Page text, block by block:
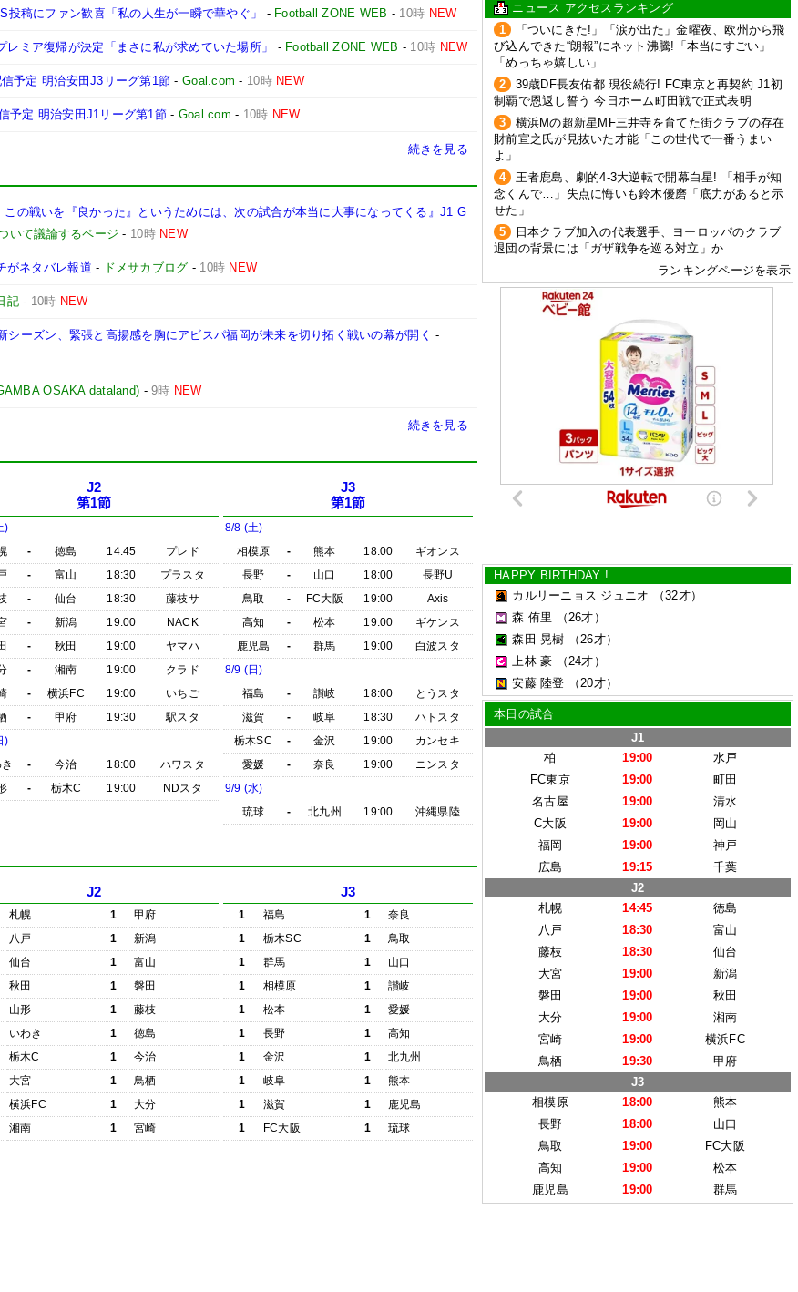
稿にファン歓喜「私の人生が一瞬で華やぐ」 - Football ZONE WEB - 10時 NEW
ミア復帰が決定「まさに私が求めていた場所」 - Football ZONE WEB - 10時 NEW
予定 明治安田J3リーグ第1節 -Goal.com - 10時 NEW
予定 明治安田J1リーグ第1節 - Goal.com - 10時 NEW
続きを見る
の戦いを『良かった』というためには、次の試合が本当に大事になってくる』J1 G
いて議論するページ - 10時 NEW
がネタバレ報道 - ドメサカブログ - 10時 NEW
記- 10時 NEW
シーズン、緊張と高揚感を胸にアビスパ福岡が未来を切り拓く戦いの幕が開く -
OSAKA dataland) -9時 NEW
続きを見る
J2
第1節
)
- 徳島 14:45
プレド
- 富山 18:30
プラスタ
- 仙台 18:30
藤枝サ
- 新潟 19:00
NACK
- 秋田 19:00
ヤマハ
- 湘南 19:00
クラド
- 横浜FC 19:00
いちご
- 甲府 19:30
駅スタ
)
- 今治 18:00
ハワスタ
- 栃木C 19:00 NDスタ
J3
第1節
8/8 (土)
相模原
- 熊本 18:00
ギオンス
長野
- 山口 18:00
長野U
鳥取
- FC大阪 19:00
Axis
高知
- 松本 19:00
ギケンス
鹿児島
- 群馬 19:00
白波スタ
8/9 (日)
福島
- 讃岐 18:00
とうスタ
滋賀
- 岐阜 18:30
ハトスタ
栃木SC
- 金沢 19:00
カンセキ
愛媛
- 奈良 19:00
ニンスタ
9/9 (水)
琉球
- 北九州 19:00 沖縄県陸
J2
札幌 1
甲府
八戸 1
新潟
仙台 1
富山
秋田 1
磐田
山形 1
藤枝
いわき 1
徳島
栃木C 1
今治
大宮 1
鳥栖
横浜FC 1
大分
湘南 1 宮崎
J3
1 福島 1
奈良
1
栃木SC 1
鳥取
1
群馬 1
山口
1
相模原 1
讃岐
1
松本 1
愛媛
1
長野 1
高知
1
金沢 1
北九州
1
岐阜 1
熊本
1
滋賀 1
鹿児島
1
FC大阪 1 琉球
ニュース アクセスランキング
1
「ついにきた!」「涙が出た」金曜夜、欧州から飛
び込んできた“朗報”にネット沸騰!「本当にすごい」
「めっちゃ嬉しい」
2
39歳DF長友佑都 現役続行! FC東京と再契約 J1初
制覇で恩返し誓う 今日ホーム町田戦で正式表明
3
横浜Mの超新星MF三井寺を育てた街クラブの存在
財前宣之氏が見抜いた才能「この世代で一番うまい
よ」
4
王者鹿島、劇的4-3大逆転で開幕白星! 「相手が知
念くんで…」失点に悔いも鈴木優磨「底力があると示
せた」
5
日本クラブ加入の代表選手、ヨーロッパのクラブ
退団の背景には「ガザ戦争を巡る対立」か
ランキングページを表示
HAPPY BIRTHDAY !
カルリーニョス ジュニオ
（32才）
森 侑里
（26才）
森田 晃樹
（26才）
上林 豪
（24才）
安藤 陸登
（20才）
本日の試合
J1
柏
19:00
水戸
FC東京
19:00
町田
名古屋
19:00
清水
C大阪
19:00
岡山
福岡
19:00
神戸
広島
19:15
千葉
J2
札幌
14:45
徳島
八戸
18:30
富山
藤枝
18:30
仙台
大宮
19:00
新潟
磐田
19:00
秋田
大分
19:00
湘南
宮崎
19:00
横浜FC
鳥栖
19:30
甲府
J3
相模原
18:00
熊本
長野
18:00
山口
鳥取
19:00
FC大阪
高知
19:00
松本
鹿児島
19:00 群馬